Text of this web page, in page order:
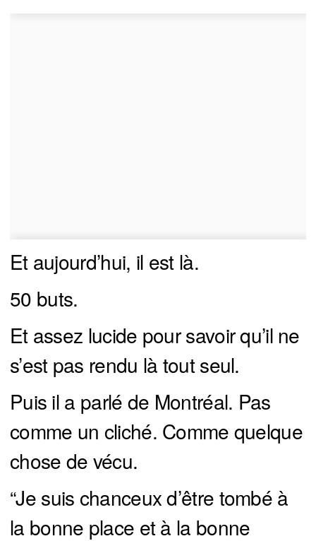
Et aujourd’hui, il est là.
50 buts.
Et assez lucide pour savoir qu’il ne
s’est pas rendu là tout seul.
Puis il a parlé de Montréal. Pas
comme un cliché. Comme quelque
chose de vécu.
“Je suis chanceux d’être tombé à
la bonne place et à la bonne